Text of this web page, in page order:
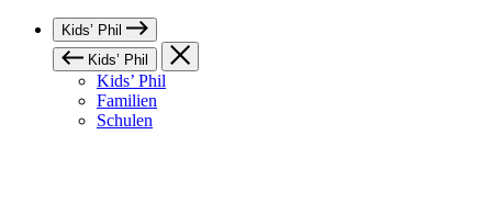
Kids’ Phil
Kids’ Phil
Kids’ Phil
Familien
Schulen